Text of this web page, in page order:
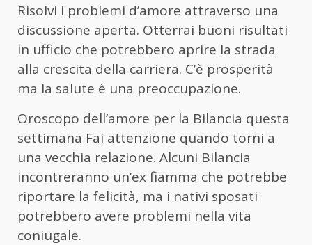
Risolvi i problemi d’amore attraverso una
discussione aperta. Otterrai buoni risultati
in ufficio che potrebbero aprire la strada
alla crescita della carriera. C’è prosperità
ma la salute è una preoccupazione.
Oroscopo dell’amore per la Bilancia questa
settimana Fai attenzione quando torni a
una vecchia relazione. Alcuni Bilancia
incontreranno un’ex fiamma che potrebbe
riportare la felicità, ma i nativi sposati
potrebbero avere problemi nella vita
coniugale.